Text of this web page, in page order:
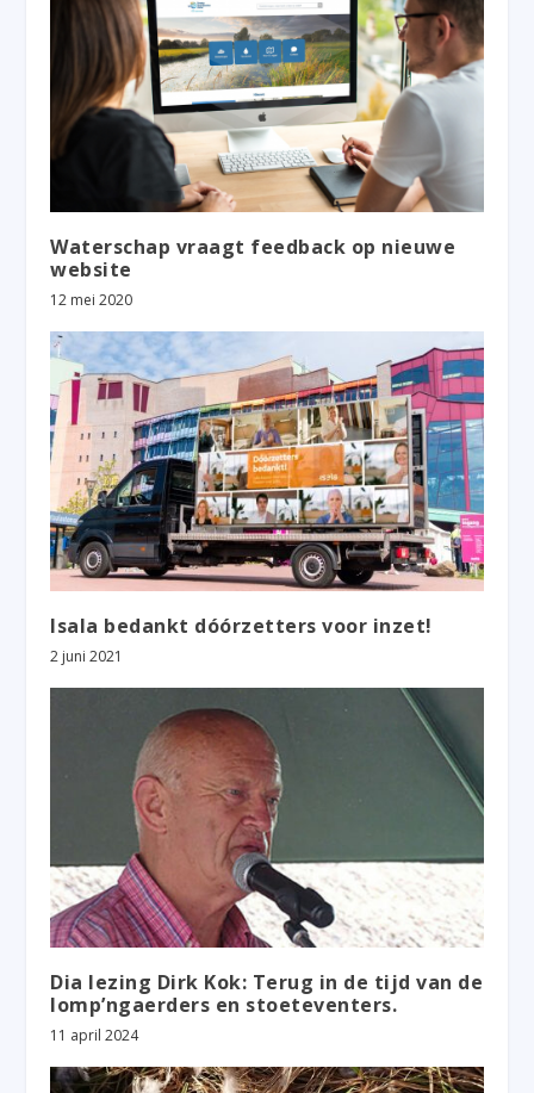
Waterschap vraagt feedback op nieuwe
website
12 mei 2020
Isala bedankt dóórzetters voor inzet!
2 juni 2021
Dia lezing Dirk Kok: Terug in de tijd van de
lomp’ngaerders en stoeteventers.
11 april 2024